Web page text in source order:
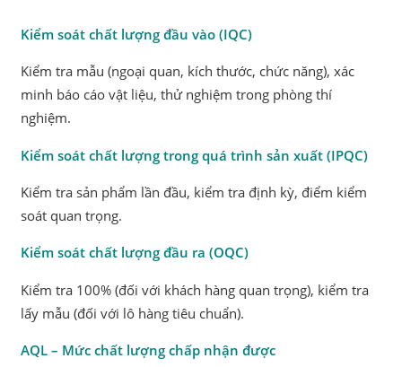
Kiểm soát chất lượng đầu vào (IQC)
Kiểm tra mẫu (ngoại quan, kích thước, chức năng), xác
minh báo cáo vật liệu, thử nghiệm trong phòng thí
nghiệm.
Kiểm soát chất lượng trong quá trình sản xuất (IPQC)
Kiểm tra sản phẩm lần đầu, kiểm tra định kỳ, điểm kiểm
soát quan trọng.
Kiểm soát chất lượng đầu ra (OQC)
Kiểm tra 100% (đối với khách hàng quan trọng), kiểm tra
lấy mẫu (đối với lô hàng tiêu chuẩn).
AQL – Mức chất lượng chấp nhận được